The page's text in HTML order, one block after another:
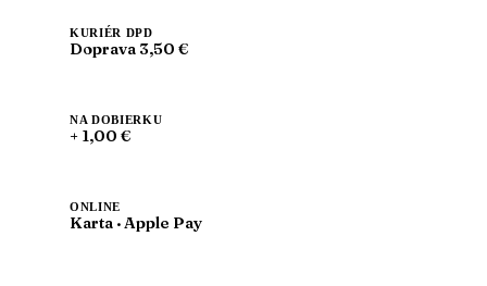
KURIÉR DPD
Doprava 3,50 €
NA DOBIERKU
+ 1,00 €
ONLINE
Karta · Apple Pay